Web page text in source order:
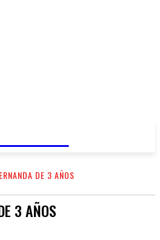
DE 3 AÑOS
3 AÑOS